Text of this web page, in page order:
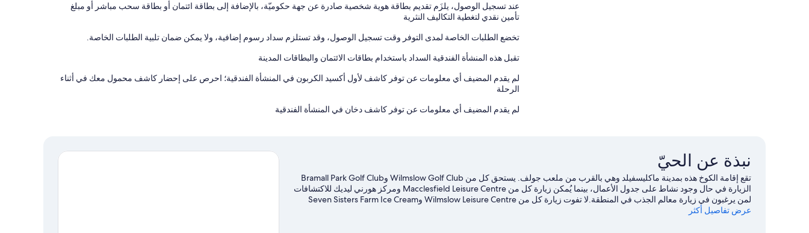
عند تسجيل الوصول، يلزَم تقديم بطاقة هوية شخصية صادرة عن جهة حكوميّة، بالإضافة إلى بطاقة ائتمان أو بطاقة سحب مباشر أو مبلغ
تأمين نقدي لتغطية التكاليف النثرية
تخضع الطلبات الخاصة لمدى التوفر وقت تسجيل الوصول، وقد تستلزم سداد رسوم إضافية، ولا يمكن ضمان تلبية الطلبات الخاصة.
تقبل هذه المنشأة الفندقية السداد باستخدام بطاقات الائتمان والبطاقات المدينة
لم يقدم المضيف أي معلومات عن توفر كاشف لأول أكسيد الكربون في المنشأة الفندقية؛ احرص على إحضار كاشف محمول معك في أثناء
الرحلة
لم يقدم المضيف أي معلومات عن توفر كاشف دخان في المنشأة الفندقية
نبذة عن الحيّ
تقع إقامة الكوخ هذه بمدينة ماكليسفيلد وهي بالقرب من ملعب جولف. يستحق كل من Wilmslow Golf Club وBramall Park Golf Club
الزيارة في حال وجود نشاط على جدول الأعمال، بينما يُمكن زيارة كل من Macclesfield Leisure Centre ومركز هورني ليديك للاكتشافات
لمن يرغبون في زيارة معالم الجذب في المنطقة.لا تفوت زيارة كل من Wilmslow Leisure Centre وSeven Sisters Farm Ice Cream
أيضًا. اغتنم فرصة استكشاف المنطقة بغرض الاستمتاع بخوض تجارب مثيرة في المياه مثل إمكانية صيد الأسماك في مكان قريب.
عرض تفاصيل أكثر